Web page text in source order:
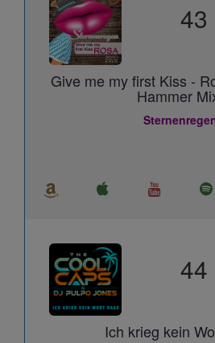
43
Give me my first Kiss -
Hammer
44
Ich krieg kein